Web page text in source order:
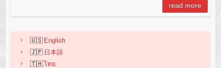
o
k
p
read more
English
日本語
ไทย